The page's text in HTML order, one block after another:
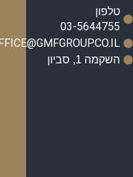
טלפון
03-5644755
OFFICE@GMFGROUP.CO.IL
השקמה 1, סביון